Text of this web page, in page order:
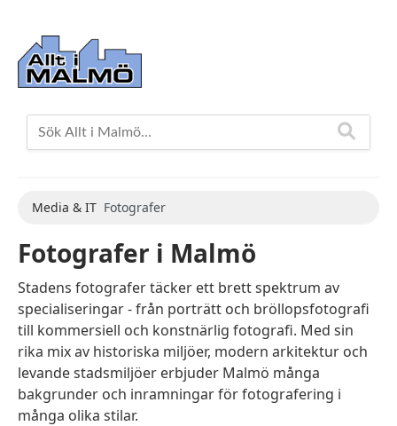
Media & IT Fotografer
Fotografer i Malmö
Stadens fotografer täcker ett brett spektrum av
specialiseringar - från porträtt och bröllopsfotografi
till kommersiell och konstnärlig fotografi. Med sin
rika mix av historiska miljöer, modern arkitektur och
levande stadsmiljöer erbjuder Malmö många
bakgrunder och inramningar för fotografering i
många olika stilar.